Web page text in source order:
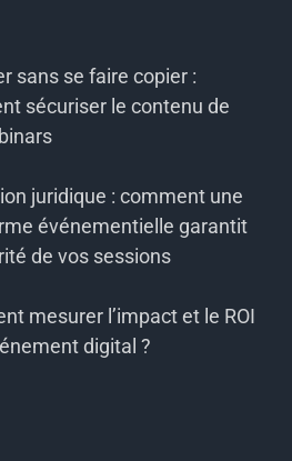
sans se faire copier :
sécuriser le contenu de
juridique : comment une
événementielle garantit
de vos sessions
mesurer l’impact et le ROI
digital ?